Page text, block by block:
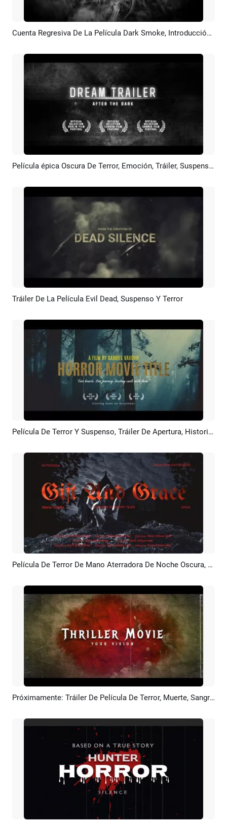
Previsualizar Crear IA Cuenta Regresiva De La Película Dark Smoke, Introducción, Mortífago, Fiesta De Terror De Halloween, Invitación A La Película
Previsualizar Crear IA Película épica Oscura De Terror, Emoción, Tráiler, Suspenso, Créditos, Vídeo De Introducción
Previsualizar Crear IA
Tráiler De La Película Evil Dead, Suspenso Y Terror
Previsualizar Crear IA Película De Terror Y Suspenso, Tráiler De Apertura, Historia, Créditos Y Presentación
Previsualizar Crear IA Película De Terror De Mano Aterradora De Noche Oscura, Evento De Apertura, Canal De YouTube, Introducción Y Cierre
Previsualizar Crear IA Próximamente: Tráiler De Película De Terror, Muerte, Sangre, Halloween, Fantasmas Y Terror.